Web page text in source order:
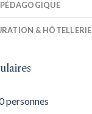
& HÔTELLERIE
personnes